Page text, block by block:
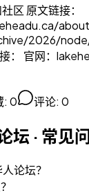
区 原文链接：
2026/
： 官网：
: 0 评论: 0
坛 · 常见
论坛？